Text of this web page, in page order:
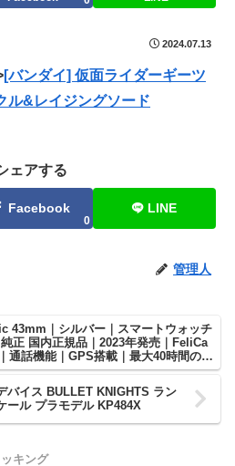
2024.07.13
[バンダイ] 仮面ライダーギーツ
ル&レイジングソード
ェアする
Facebook
0
LINE
管理人
43mm｜シルバー｜スマートウォッチ
正 国内正規品｜2023年発売｜FeliCa
通話機能｜GPS搭載｜最大40時間のバ
数｜睡眠管理｜体組成測定｜NFC対応
Samsung｜SM-R950NZSAXJP
バイス BULLET KNIGHTS ラン
ール プラモデル KP484X
キング